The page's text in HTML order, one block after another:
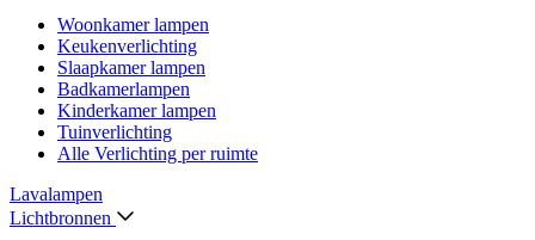
Woonkamer lampen
Keukenverlichting
Slaapkamer lampen
Badkamerlampen
Kinderkamer lampen
Tuinverlichting
Alle Verlichting per ruimte
Lavalampen
Lichtbronnen